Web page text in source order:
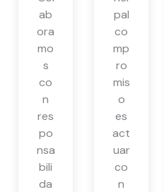
ab
ora
mo
s
co
n
res
po
nsa
bili
da
pal
co
mp
ro
mis
o
es
act
uar
co
n